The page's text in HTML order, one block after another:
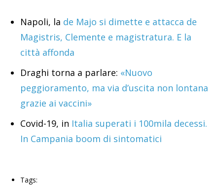
Napoli, la de Majo si dimette e attacca de
Magistris, Clemente e magistratura. E la
città affonda
Draghi torna a parlare: «Nuovo
peggioramento, ma via d’uscita non lontana
grazie ai vaccini»
Covid-19, in Italia superati i 100mila decessi.
In Campania boom di sintomatici
Tags: